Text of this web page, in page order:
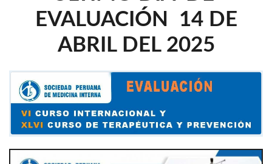
EVALUACIÓN 14 DE
ABRIL DEL 2025